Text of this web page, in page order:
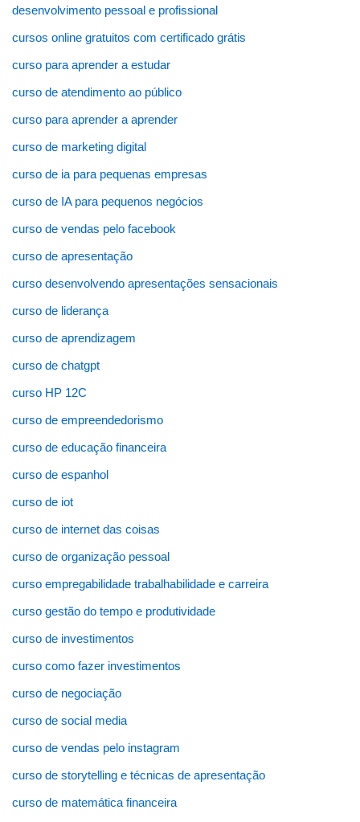
desenvolvimento pessoal e profissional
cursos online gratuitos com certificado grátis
curso para aprender a estudar
curso de atendimento ao público
curso para aprender a aprender
curso de marketing digital
curso de ia para pequenas empresas
curso de IA para pequenos negócios
curso de vendas pelo facebook
curso de apresentação
curso desenvolvendo apresentações sensacionais
curso de liderança
curso de aprendizagem
curso de chatgpt
curso HP 12C
curso de empreendedorismo
curso de educação financeira
curso de espanhol
curso de iot
curso de internet das coisas
curso de organização pessoal
curso empregabilidade trabalhabilidade e carreira
curso gestão do tempo e produtividade
curso de investimentos
curso como fazer investimentos
curso de negociação
curso de social media
curso de vendas pelo instagram
curso de storytelling e técnicas de apresentação
curso de matemática financeira